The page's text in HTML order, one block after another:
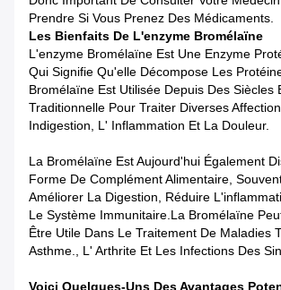
Prendre Si Vous Prenez Des Médicaments.
Les Bienfaits De L'enzyme Bromélaïne
L'enzyme Bromélaïne Est Une Enzyme
Qui Signifie Qu'elle Décompose Les
Bromélaïne Est Utilisée Depuis Des Siècles
Traditionnelle Pour Traiter Diverses
Indigestion, L' Inflammation Et La Douleur.
La Bromélaïne Est Aujourd'hui Également
Forme De Complément Alimentaire,
Améliorer La Digestion, Réduire
Le Système Immunitaire.La Bromélaïne
Être Utile Dans Le Traitement De Maladies
Asthme., L' Arthrite Et Les Infections Des
Voici Quelques-Uns Des Avantages